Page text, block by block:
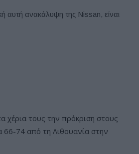
αυτή ανακάλυψη της Nissan, είναι